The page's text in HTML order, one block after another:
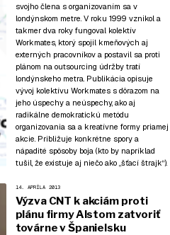
svojho člena s organizovaním sa v
londýnskom metre. V roku 1999 vznikol a
takmer dva roky fungoval kolektív
Workmates, ktorý spojil kmeňových aj
externých pracovníkov a postavil sa proti
plánom na outsourcing údržby tratí
londýnskeho metra. Publikácia opisuje
vývoj kolektívu Workmates s dôrazom na
jeho úspechy a neúspechy, ako aj
radikálne demokratickú metódu
organizovania sa a kreatívne formy priamej
akcie. Približuje konkrétne spory a
nápadité spôsoby boja (kto by napríklad
tušil, že existuje aj niečo ako „šťací štrajk“).
14. APRÍLA 2013
Výzva CNT k akciám proti
plánu firmy Alstom zatvoriť
továrne v Španielsku